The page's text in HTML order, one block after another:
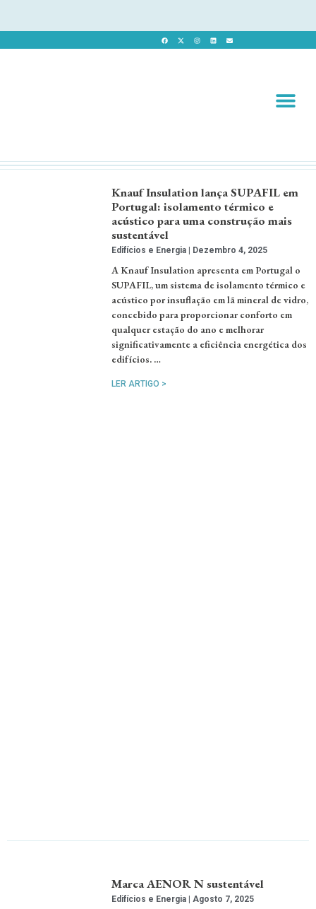
Knauf Insulation lança SUPAFIL em
Portugal: isolamento térmico e
acústico para uma construção mais
sustentável
Edifícios e Energia Dezembro 4, 2025
A Knauf Insulation apresenta em Portugal o
SUPAFIL, um sistema de isolamento térmico e
acústico por insuflação em lã mineral de vidro,
concebido para proporcionar conforto em
qualquer estação do ano e melhorar
significativamente a eficiência energética dos
edifícios. …
LER ARTIGO >
Marca AENOR N sustentável
Edifícios e Energia Agosto 7, 2025